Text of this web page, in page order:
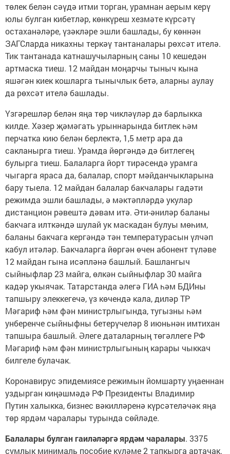
төлек белән сәүдә итми торган, урамнан аерым керү
юлы булган кибетләр, көнкүреш хезмәте күрсәтү
остаханәләре, үзәкләре эшли башлады, бу көннән
ЗАГСларда никахны теркәү тантаналары рөхсәт ителә.
Тик тантанада катнашучыларның саны 10 кешедән
артмаска тиеш. 12 майдан моңарчы тыныч кына
яшәгән киек кошларга тынычлык бетә, аларны аулау
да рөхсәт ителә башлады.
Үзгәрешләр белән яңа төр чикләүләр дә барлыкка
килде. Хәзер җәмәгать урыннарында битлек һәм
перчатка кию белән берлектә, 1,5 метр ара да
сакланырга тиеш. Урамда йөргәндә дә битлегең
булырга тиеш. Балаларга йорт тирәсендә урамга
чыгарга яраса да, балалар, спорт мәйданчыкларына
бару тыела. 12 майдан балалар бакчалары гадәти
режимда эшли башлады, ә мәктәпләрдә укулар
дистанцион рәвештә дәвам итә. Әти-әниләр баланы
бакчага илткәндә шулай ук маскадан булуы мөһим,
баланы бакчага кергәндә тән температурасын үлчәп
кабул итәләр. Бакчаларга йөргән өчен абонент түләве
12 майдан гына исәпләнә башлый. Башлангыч
сыйныфлар 23 майга, өлкән сыйныфлар 30 майга
кадәр укыячак. Татарстанда әлегә ГИА һәм БДИны
тапшыру элеккегечә, үз көчендә кала, диләр ТР
Мәгариф һәм фән министрлыгында, тугызны һәм
унберенче сыйныфны бетерүчеләр 8 июньнән имтихан
тапшыра башлый. Әлеге даталарның төгәллеге РФ
Мәгариф һәм фән министрлыгының карары чыккач
билгеле булачак.
Коронавирус эпидемиясе режимын йомшарту уңаеннан
уздырган киңәшмәдә РФ Президенты Владимир
Путин халыкка, бизнес вәкилләренә күрсәтеләчәк яңа
төр ярдәм чаралары турында сөйләде.
Балалары булган гаиләләргә ярдәм чаралары. 3375
сумлык минималь пособие күләме 2 тапкырга артачак.